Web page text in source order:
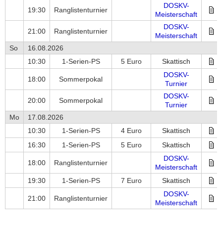
19:30 Ranglistenturnier
DOSKV-
Meisterschaft
21:00 Ranglistenturnier
DOSKV-
Meisterschaft
So
16.08.2026
10:30
1-Serien-PS 5 Euro Skattisch
18:00 Sommerpokal
DOSKV-
Turnier
20:00 Sommerpokal
DOSKV-
Turnier
Mo
17.08.2026
10:30
1-Serien-PS 4 Euro
Skattisch
16:30
1-Serien-PS 5 Euro Skattisch
18:00 Ranglistenturnier
DOSKV-
Meisterschaft
19:30
1-Serien-PS 7 Euro Skattisch
21:00 Ranglistenturnier
DOSKV-
Meisterschaft